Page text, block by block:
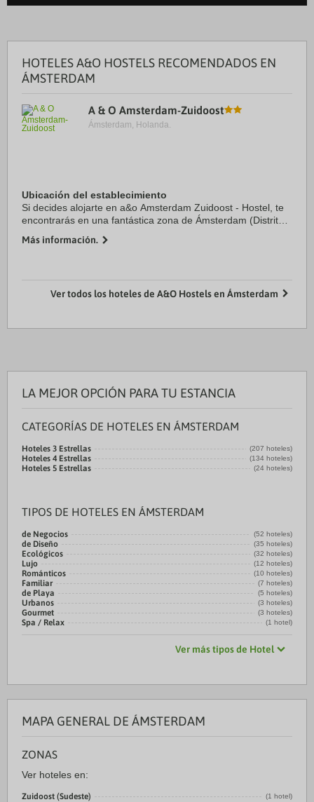
HOTELES A&O HOSTELS RECOMENDADOS EN
ÁMSTERDAM
A & O Amsterdam-Zuidoost
Ámsterdam, Holanda.
Ubicación del establecimiento
Si decides alojarte en a&o Amsterdam Zuidoost - Hostel, te
encontrarás en una fantástica zona de Ámsterdam (Distrito
Museo Van Gogh y Espacio ...
Más información.
Ver todos los hoteles de A&O Hostels en Ámsterdam
LA MEJOR OPCIÓN PARA TU ESTANCIA
CATEGORÍAS DE HOTELES EN ÁMSTERDAM
Hoteles 3 Estrellas (207 hoteles)
Hoteles 4 Estrellas (134 hoteles)
Hoteles 5 Estrellas (24 hoteles)
TIPOS DE HOTELES EN ÁMSTERDAM
de Negocios (52 hoteles)
de Diseño (35 hoteles)
Ecológicos (32 hoteles)
Lujo (12 hoteles)
Románticos (10 hoteles)
Familiar (7 hoteles)
de Playa (5 hoteles)
Urbanos (3 hoteles)
Gourmet (3 hoteles)
Spa / Relax (1 hotel)
Ver más tipos de Hotel
MAPA GENERAL DE ÁMSTERDAM
ZONAS
Ver hoteles en:
Zuidoost (Sudeste) (1 hotel)